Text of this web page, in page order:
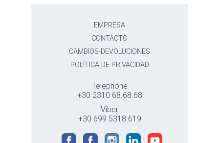
EMPRESA
CONTACTO
CAMBIOS-DEVOLUCIONES
POLÍTICA DE PRIVACIDAD
Telephone
+30 2310 68.68.68
Viber
+30 699 5318 619